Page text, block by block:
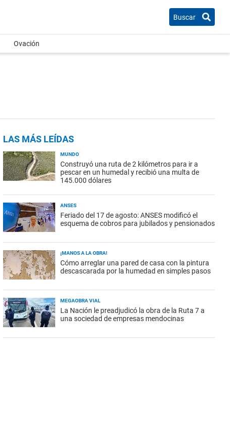
Buscar
Ovación
LAS MÁS LEÍDAS
MUNDO
Construyó una ruta de 2 kilómetros para ir a
pescar en un humedal y recibió una multa de
145.000 dólares
ANSES
Feriado del 17 de agosto: ANSES modificó el
esquema de cobros para jubilados y pensionados
¡MANOS A LA OBRA!
Cómo arreglar una pared de casa con la pintura
descascarada por la humedad en simples pasos
MEGAOBRA VIAL
La Nación le preadjudicó la obra de la Ruta 7 a
una sociedad de empresas mendocinas